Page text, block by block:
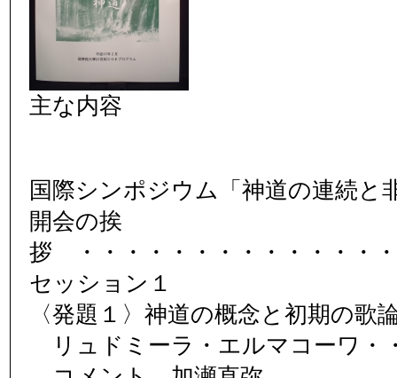
主な内容
国際シンポジウム「神道の連続と
開会の挨
拶 ・・・・・・・・・・・・・
セッション１
〈発題１〉神道の概念と初期の歌
リュドミーラ・エルマコーワ・